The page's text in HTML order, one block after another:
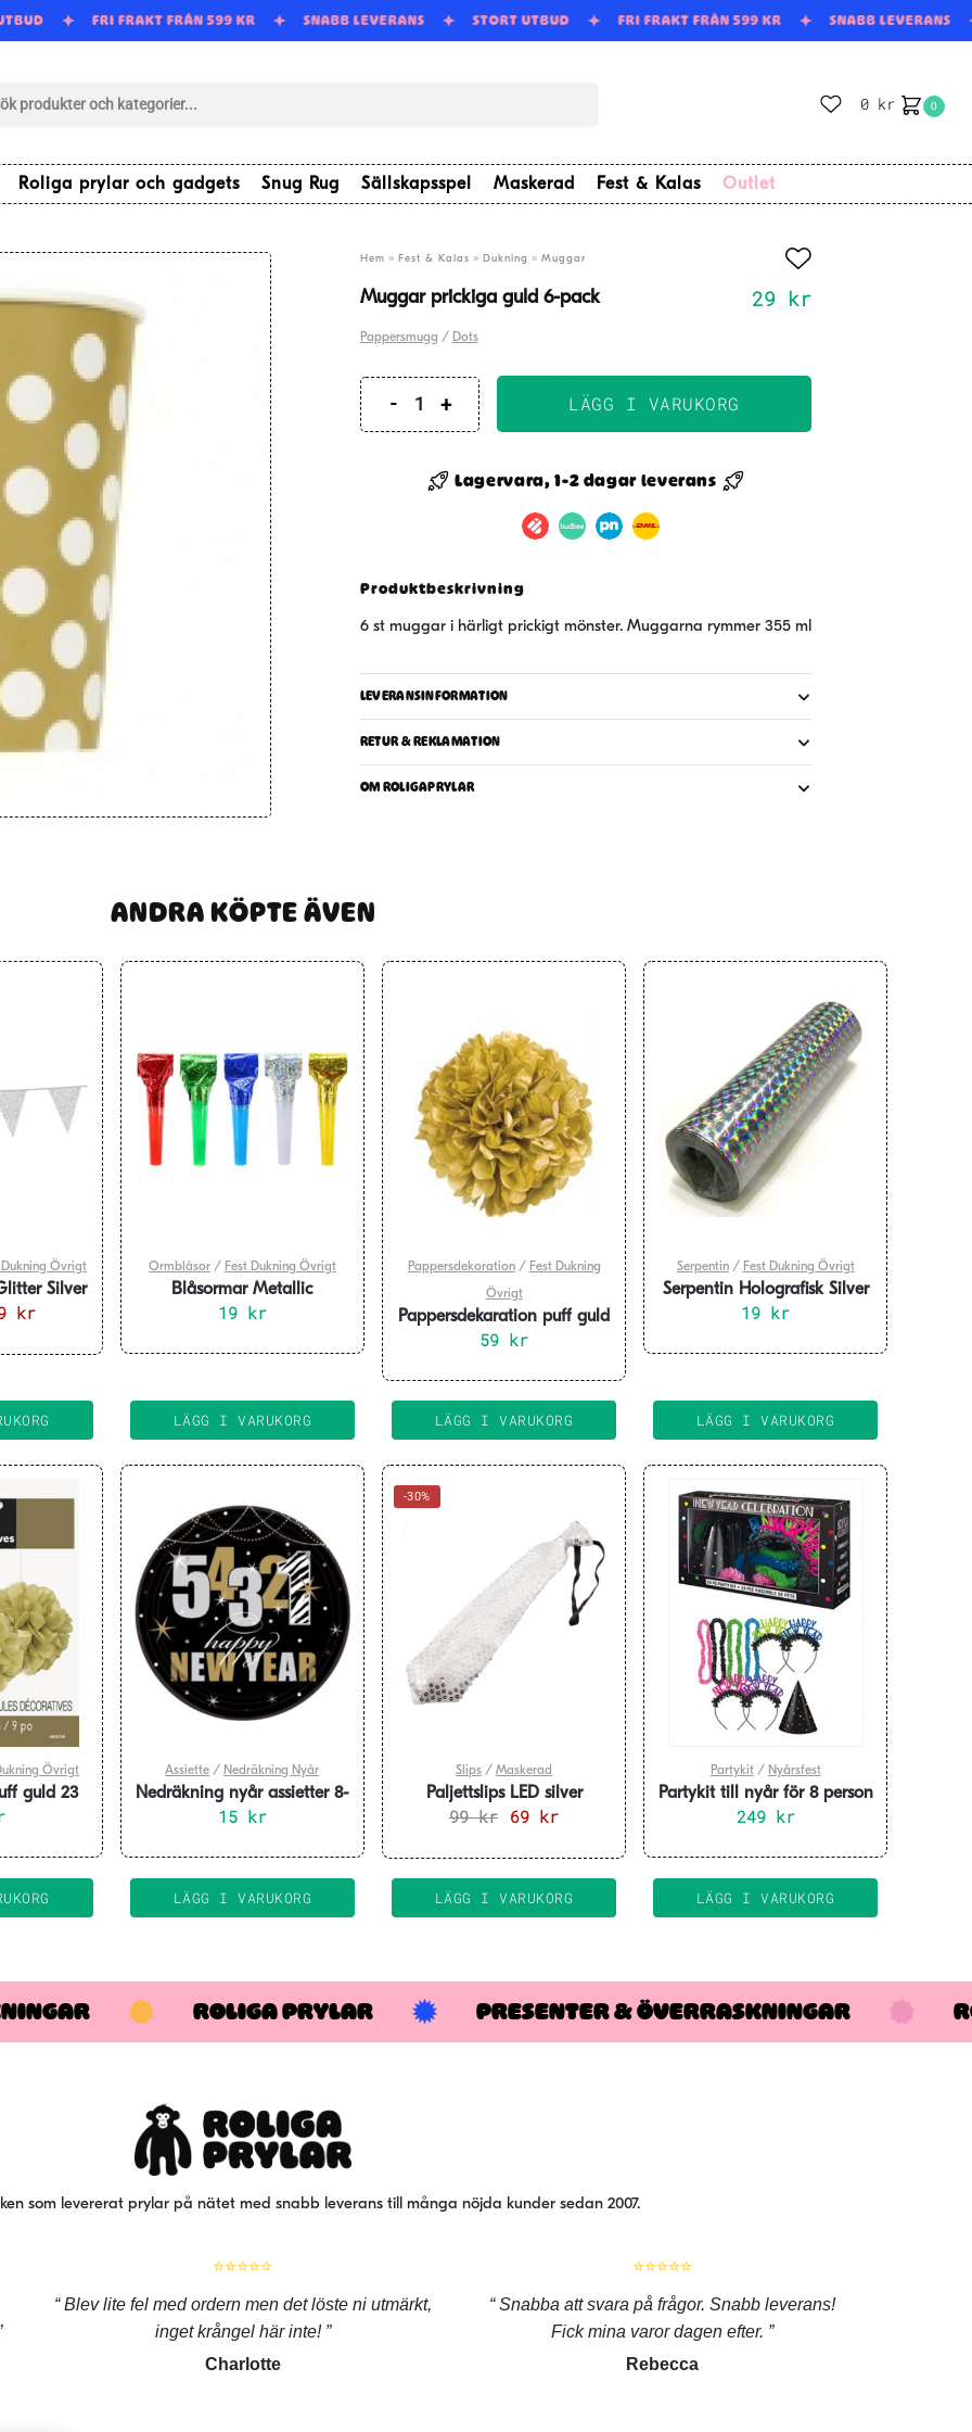
FRI FRAKT FRÅN 599 KR SNABB LEVERANS STORT UTBUD FRI FRAKT FRÅN 599 KR SNABB LEVERANS
0 kr 0
Roliga prylar och gadgets Snug Rug Sällskapsspel Maskerad Fest & Kalas Outlet
Hem » Fest & Kalas » Dukning » Muggar
Muggar prickiga guld 6-pack 29 kr
Pappersmugg / Dots
Muggar
guld
6-
LÄGG I VARUKORG
Lagervara, 1-2 dagar leverans
Produktbeskrivning
6 st muggar i härligt prickigt mönster. Muggarna rymmer 355 ml
LEVERANSINFORMATION
RETUR & REKLAMATION
OM ROLIGAPRYLAR
ANDRA KÖPTE ÄVEN
Dukning Övrigt
Silver
kr.
krDet
nuvarande
priset
39 kr.
Ormblåsor/ Fest Dukning Övrigt
Blåsormar Metallic
Flerfärgade 6-pack
19 kr
LÄGG I VARUKORG
Pappersdekoration/ Fest Dukning
Övrigt
Pappersdekaration puff guld
40 cm
59 kr
LÄGG I VARUKORG
Serpentin/ Fest Dukning Övrigt
Serpentin Holografisk Silver
18x4m
19 kr
LÄGG I VARUKORG
Övrigt
guld 23
Assiette / Nedräkning Nyår
Nedräkning nyår assietter 8-
pack
15 kr
LÄGG I VARUKORG
-30%
Slips / Maskerad
Paljettslips LED silver
99kr
Det
priset
69 krDet
nuvarande
priset
LÄGG I VARUKORG
Partykit/ Nyårsfest
Partykit till nyår för 8 person
– Neon
249 kr
LÄGG I VARUKORG
ROLIGA PRYLAR PRESENTER & ÖVERRASKNINGAR
som levererat prylar på nätet med snabb leverans till många nöjda kunder sedan 2007.
⭐⭐⭐⭐⭐
Blev lite fel med ordern men det löste ni utmärkt,
inget krångel här inte!
Charlotte
⭐⭐⭐⭐⭐
Snabba att svara på frågor. Snabb leverans!
Fick mina varor dagen efter.
Rebecca